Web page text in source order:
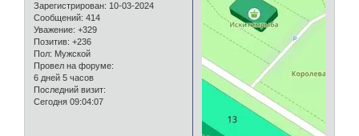
Зарегистрирован: 10-03-2024
Сообщений: 414
Уважение: +329
Позитив: +236
Пол: Мужской
Провел на форуме:
6 дней 5 часов
Последний визит:
Сегодня 09:04:07